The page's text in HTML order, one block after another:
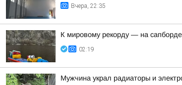
Вчера, 22:35
К мировому рекорду — на
02:19
Мужчина украл радиаторы и